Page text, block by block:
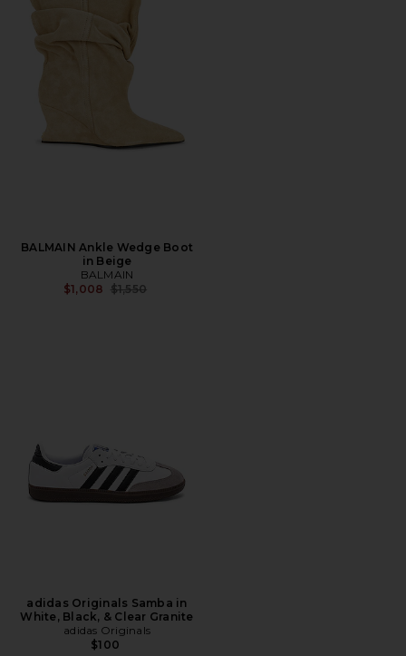
BALMAIN Ankle Wedge Boot
in Beige
BALMAIN
$1,008 前の価格:
$1,550
adidas Originals Samba in
White, Black, & Clear Granite
adidas Originals
$100